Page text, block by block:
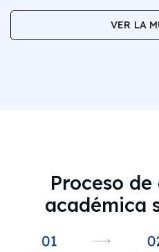
VER LA
Proceso
académica